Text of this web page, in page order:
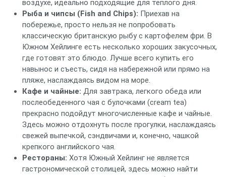
воздухе, идеально подходящие для теплого дня.
Рыба и чипсы (Fish and Chips): Приехав на
побережье, просто нельзя не попробовать
классическую британскую рыбу с картофелем фри. В
Южном Хейлинге есть несколько хороших закусочных,
где готовят это блюдо. Лучше всего купить его
навынос и съесть, сидя на набережной или прямо на
пляже, наслаждаясь видом на море.
Кафе и чайные: Для завтрака, легкого обеда или
послеобеденного чая с булочками (cream tea)
прекрасно подойдут многочисленные кафе и чайные.
Здесь можно отдохнуть после прогулки, наслаждаясь
свежей выпечкой, сэндвичами и, конечно, чашкой
крепкого английского чая.
Рестораны: Хотя Южный Хейлинг не является
гастрономической столицей, здесь можно найти